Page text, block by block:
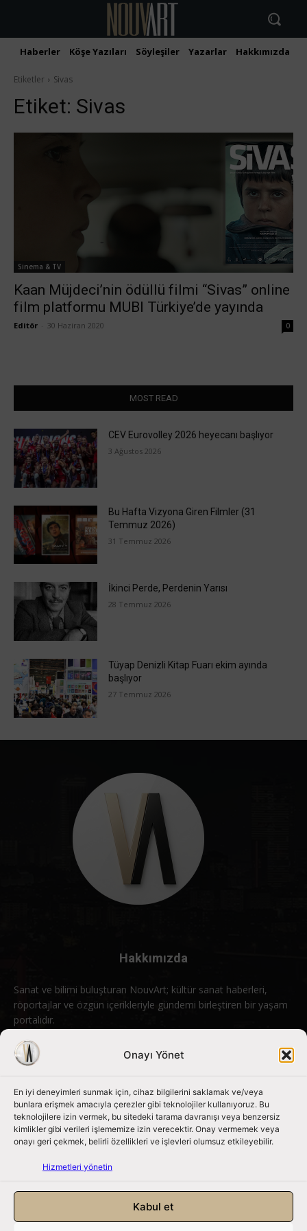
Onayı Yönet
En iyi deneyimleri sunmak için, cihaz bilgilerini saklamak ve/veya
bunlara erişmek amacıyla çerezler gibi teknolojiler kullanıyoruz. Bu
teknolojilere izin vermek, bu sitedeki tarama davranışı veya benzersiz
kimlikler gibi verileri işlememize izin verecektir. Onay vermemek veya
onayı geri çekmek, belirli özellikleri ve işlevleri olumsuz etkileyebilir.
Hizmetleri yönetin
Kabul et
Haberler Köşe Yazıları Söyleşiler Yazarlar Hakkımızda
Etiketler Sivas
Etiket: Sivas
Sinema & TV
Kaan Müjdeci’nin ödüllü filmi “Sivas” online
film platformu MUBI Türkiye’de yayında
Editör 30 Haziran 2020 0
MOST READ
CEV Eurovolley 2026 heyecanı başlıyor
3 Ağustos 2026
Bu Hafta Vizyona Giren Filmler (31
Temmuz 2026)
31 Temmuz 2026
İkinci Perde, Perdenin Yarısı
28 Temmuz 2026
Tüyap Denizli Kitap Fuarı ekim ayında
başlıyor
27 Temmuz 2026
Hakkımızda
Sanat ve bilimi buluşturan NouvArt; kültür sanat haberleri,
röportajlar ve özgün içerikleriyle gündemi birleştiren bir yaşam
portalıdır.
Bizimle iletişime geçin: info@nouvart.net
Bizi Takip Edin